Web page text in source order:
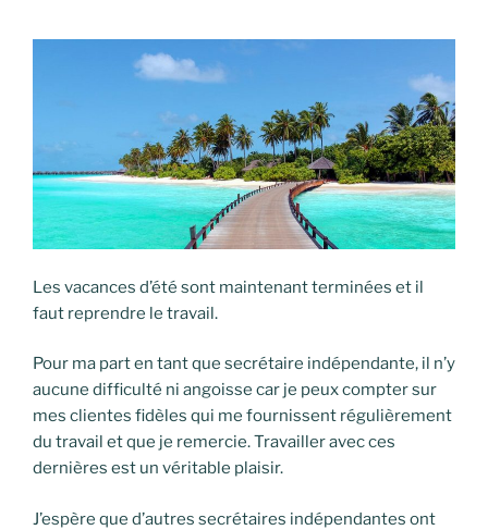
Les vacances d’été sont maintenant terminées et il
faut reprendre le travail.
Pour ma part en tant que secrétaire indépendante, il n’y
aucune difficulté ni angoisse car je peux compter sur
mes clientes fidèles qui me fournissent régulièrement
du travail et que je remercie. Travailler avec ces
dernières est un véritable plaisir.
J’espère que d’autres secrétaires indépendantes ont